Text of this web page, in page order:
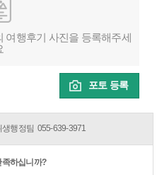
여행후기 사진을 등록해주세
포토 등록
행정팀 055-639-3971
족하십니까?